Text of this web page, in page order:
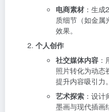
电商素材 ：生
质细节（如金属
效果。
个人创作
社交媒体内容
照片转化为动态
提升内容吸引力。
艺术探索 ：设
墨画与现代插画